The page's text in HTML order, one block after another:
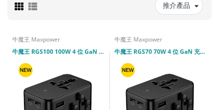
推介產品
牛魔王 Maxpower
牛魔王 RGS100 100W 4 位 GaN 充電旅遊插座
牛魔王 Maxpower
牛魔王 RGS70 70W 4 位 GaN 充電旅遊插座